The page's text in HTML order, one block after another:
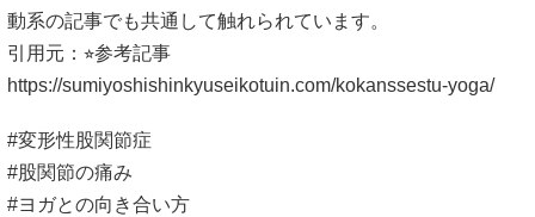
動系の記事でも共通して触れられています。
引用元：⭐︎参考記事
https://sumiyoshishinkyuseikotuin.com/kokanssestu-yoga/
#変形性股関節症
#股関節の痛み
#ヨガとの向き合い方